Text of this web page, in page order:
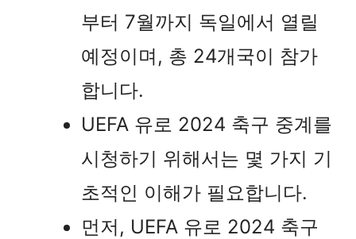
부터 7월까지 독일에서 열릴
예정이며, 총 24개국이 참가
합니다.
UEFA 유로 2024 축구 중계를
시청하기 위해서는 몇 가지 기
초적인 이해가 필요합니다.
먼저, UEFA 유로 2024 축구